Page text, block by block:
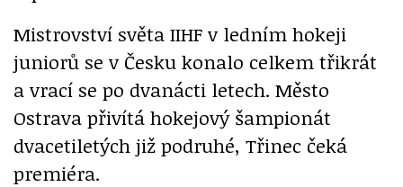
Mistrovství světa IIHF v ledním hokeji
juniorů se v Česku konalo celkem třikrát
a vrací se po dvanácti letech. Město
Ostrava přivítá hokejový šampionát
dvacetiletých již podruhé, Třinec čeká
premiéra.